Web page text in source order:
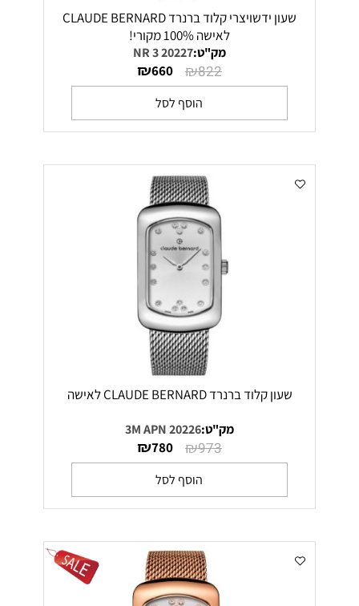
שעון ידשויצרי קלוד ברנרד CLAUDE BERNARD
לאישה 100% מקורי!
מק"ט:20227 3 NR
₪822
₪660
הוסף לסל
שעון קלוד ברנרד CLAUDE BERNARD לאישה
מק"ט:20226 3M APN
₪973
₪780
הוסף לסל